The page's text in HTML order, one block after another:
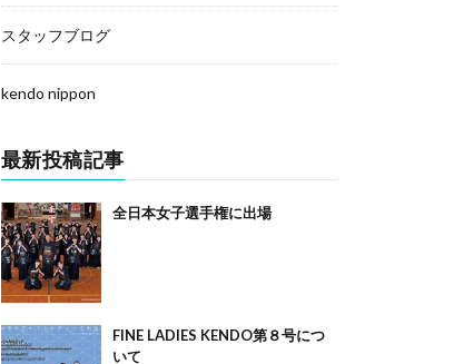
スタッフブログ
kendo nippon
最新投稿記事
全日本女子選手権に出場
FINE LADIES KENDO第８号につ
いて